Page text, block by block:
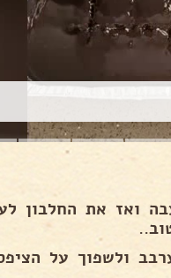
ואז את החלבון
ולשפוך על